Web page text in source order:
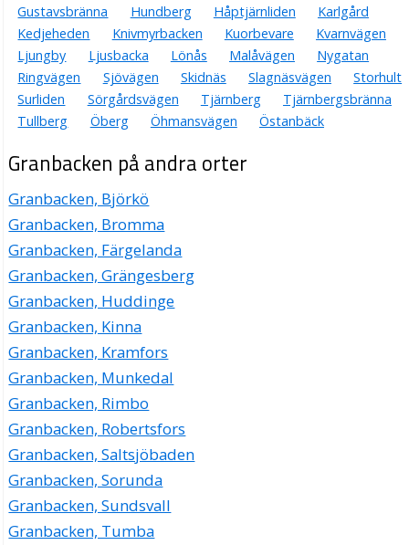
Gustavsbränna
Hundberg Håptjärnliden
Karlgård
Kedjeheden
Knivmyrbacken Kuorbevare
Kvarnvägen
Ljungby
Ljusbacka Lönås Malåvägen
Nygatan
Ringvägen
Sjövägen Skidnäs Slagnäsvägen
Storhult
Surliden
Sörgårdsvägen Tjärnberg
Tjärnbergsbränna
Tullberg
Öberg Öhmansvägen Östanbäck
Granbacken på andra orter
Granbacken, Björkö
Granbacken, Bromma
Granbacken, Färgelanda
Granbacken, Grängesberg
Granbacken, Huddinge
Granbacken, Kinna
Granbacken, Kramfors
Granbacken, Munkedal
Granbacken, Rimbo
Granbacken, Robertsfors
Granbacken, Saltsjöbaden
Granbacken, Sorunda
Granbacken, Sundsvall
Granbacken, Tumba